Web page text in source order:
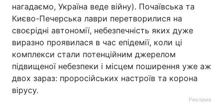
нагадаємо, Україна веде війну). Почаївська та
Києво-Печерська лаври перетворилися на
своєрідні автономії, небезпечність яких дуже
виразно проявилася в час епідемії, коли ці
комплекси стали потенційним джерелом
підвищеної небезпеки і місцем поширення уже аж
двох зараз: проросійських настроїв та корона
вірусу.
Реклама